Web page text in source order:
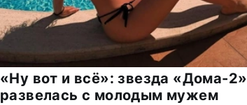
«Ну вот и всё»: звезда «Дома-2»
развелась с молодым мужем